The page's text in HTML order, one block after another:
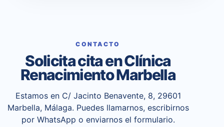
CONTACTO
Solicita cita en Clínica
Renacimiento Marbella
Estamos en C/ Jacinto Benavente, 8, 29601
Marbella, Málaga. Puedes llamarnos, escribirnos
por WhatsApp o enviarnos el formulario.